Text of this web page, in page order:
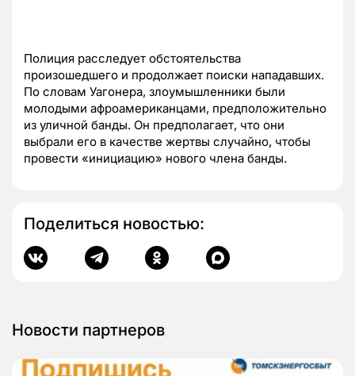
Полиция расследует обстоятельства
произошедшего и продолжает поиски нападавших.
По словам Уагонера, злоумышленники были
молодыми афроамериканцами, предположительно
из уличной банды. Он предполагает, что они
выбрали его в качестве жертвы случайно, чтобы
провести «инициацию» нового члена банды.
Поделиться новостью:
Новости партнеров